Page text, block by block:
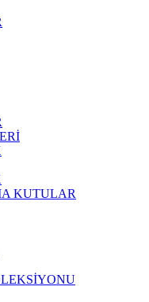
KUTULAR